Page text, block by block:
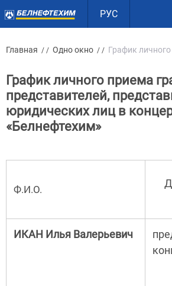
РУС
Главная / / Одно окно / / График
График личного приема
представителей,
юридических лиц в
«Белнефтехим»
Ф.И.О.
ИКАН Илья Валерьевич